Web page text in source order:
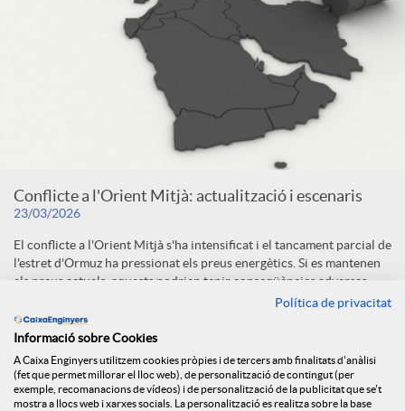
Conflicte a l'Orient Mitjà: actualització i escenaris
23/03/2026
El conflicte a l'Orient Mitjà s'ha intensificat i el tancament parcial de
l'estret d'Ormuz ha pressionat els preus energètics. Si es mantenen
els preus actuals, aquests podrien tenir conseqüències adverses,
mentre que una desescalada progressiva es perfila com l'escenari
més probable.
Fitxer
Política de privacitat
Informació sobre Cookies
A Caixa Enginyers utilitzem cookies pròpies i de tercers amb finalitats d'anàlisi
(fet que permet millorar el lloc web), de personalització de contingut (per
exemple, recomanacions de vídeos) i de personalització de la publicitat que se't
mostra a llocs web i xarxes socials. La personalització es realitza sobre la base